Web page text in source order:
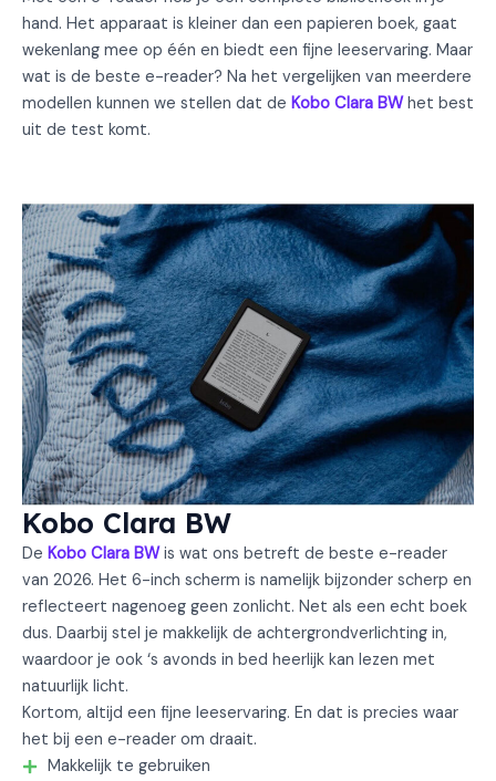
hand. Het apparaat is kleiner dan een papieren boek, gaat
wekenlang mee op één en biedt een fijne leeservaring. Maar
wat is de beste e-reader? Na het vergelijken van meerdere
modellen kunnen we stellen dat de Kobo Clara BWhet best
uit de test komt.
Kobo Clara BW
De Kobo Clara BWis wat ons betreft de beste e-reader
van 2026. Het 6-inch scherm is namelijk bijzonder scherp en
reflecteert nagenoeg geen zonlicht. Net als een echt boek
dus. Daarbij stel je makkelijk de achtergrondverlichting in,
waardoor je ook ‘s avonds in bed heerlijk kan lezen met
natuurlijk licht.
Kortom, altijd een fijne leeservaring. En dat is precies waar
het bij een e-reader om draait.
Makkelijk te gebruiken